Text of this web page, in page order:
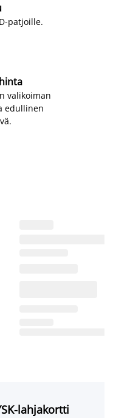
patjoille.
valikoiman
edullinen
lahjakortti